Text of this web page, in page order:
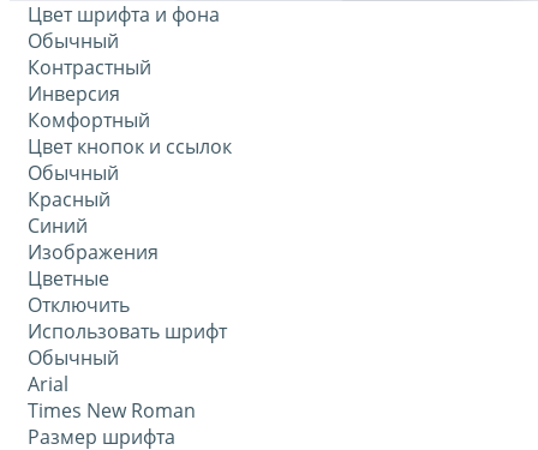
Цвет шрифта и фона
Обычный
Контрастный
Инверсия
Комфортный
Цвет кнопок и ссылок
Обычный
Красный
Синий
Изображения
Цветные
Отключить
Использовать шрифт
Обычный
Arial
Times New Roman
Размер шрифта